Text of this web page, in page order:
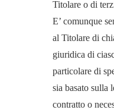
Titolare o di
E’ comunque
al Titolare di
giuridica di
particolare di
sia basato sulla
contratto o